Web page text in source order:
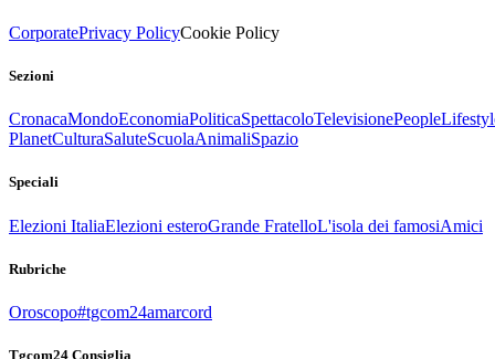
CorporatePrivacy PolicyCookie Policy
Sezioni
CronacaMondoEconomiaPoliticaSpettacoloTelevisionePeople
PlanetCulturaSaluteScuolaAnimaliSpazio
Speciali
Elezioni ItaliaElezioni esteroGrande FratelloL'isola dei famosiAmici
Rubriche
Oroscopo#tgcom24amarcord
Tgcom24 Consiglia